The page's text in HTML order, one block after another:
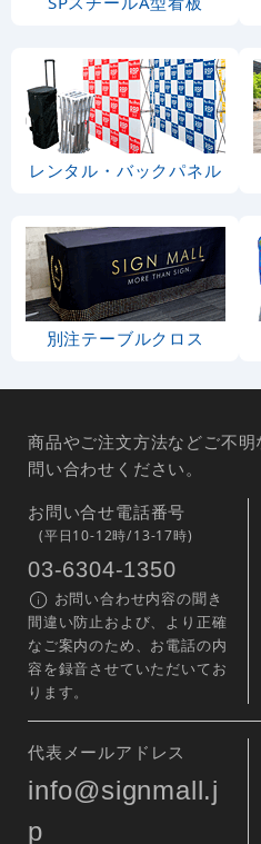
レンタル・バックパネル
別注テーブルクロス
商品やご注文方法などご不
問い合わせください。
お問い合せ電話番号
(平日10-12時/13-17時)
03-6304-1350
お問い合わせ内容の聞き
間違い防止および、より正確
なご案内のため、お電話の内
容を録音させていただいてお
ります。
代表メールアドレス
info@signmall.j
p